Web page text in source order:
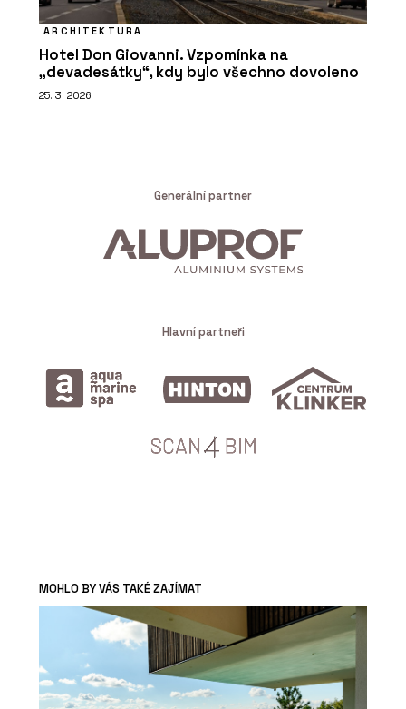
ARCHITEKTURA
Hotel Don Giovanni. Vzpomínka na
„devadesátky“, kdy bylo všechno dovoleno
25. 3. 2026
Generální partner
Hlavní partneři
MOHLO BY VÁS TAKÉ ZAJÍMAT